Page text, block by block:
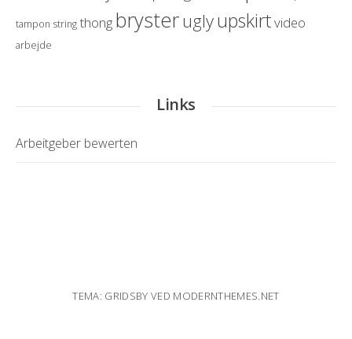
tampon string thong brysteruglyupskirtvideo
arbejde
Links
Arbeitgeber bewerten
TEMA: GRIDSBY VED MODERNTHEMES.NET